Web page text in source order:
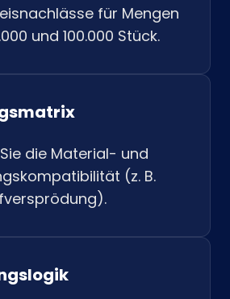
für Mengen
und 100.000 Stück.
die Material- und
(z. B.